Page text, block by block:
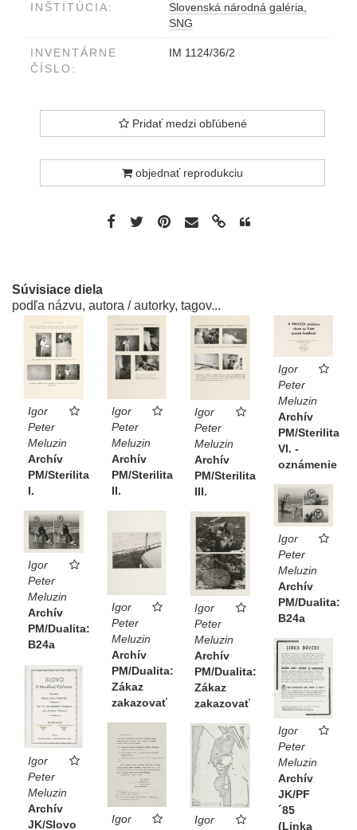
INŠTITÚCIA:
Slovenská národná galéria,
SNG
INVENTÁRNE
ČÍSLO:
IM 1124/36/2
Pridať medzi obľúbené
objednať reprodukciu
Súvisiace diela
podľa názvu, autora / autorky, tagov...
Igor
Peter
Meluzin
Archív
PM/Sterilita
I.
Igor
Peter
Meluzin
Archív
PM/Sterilita
II.
Igor
Peter
Meluzin
Archív
PM/Sterilita
III.
Igor
Peter
Meluzin
Archív
PM/Sterilita
VI. -
oznámenie
Igor
Peter
Meluzin
Archív
PM/Dualita:
B24a
Igor
Peter
Meluzin
Archív
PM/Dualita:
B24a
Igor
Peter
Meluzin
Archív
PM/Dualita:
Zákaz
zakazovať
Igor
Peter
Meluzin
Archív
PM/Dualita:
Zákaz
zakazovať
Igor
Peter
Meluzin
Archív
JK/PF
´85
(Linka
Igor
Peter
Meluzin
Archív
JK/Slovo
Igor
Igor